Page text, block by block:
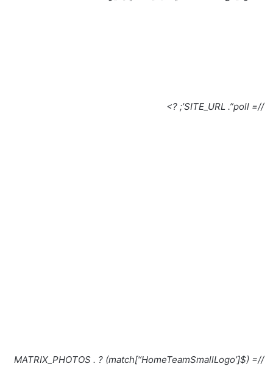
//= SITE_URL .”poll’; ?>
//= ($match[“HomeTeamSmallLogo’]) ? MATRIX_PHOTOS .